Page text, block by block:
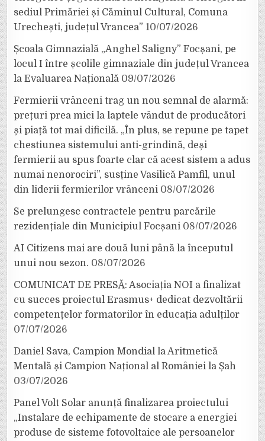
sediul Primăriei și Căminul Cultural, Comuna
Urechești, județul Vrancea” 10/07/2026
Școala Gimnazială „Anghel Saligny” Focșani, pe
locul I între școlile gimnaziale din județul Vrancea
la Evaluarea Națională 09/07/2026
Fermierii vrânceni trag un nou semnal de alarmă:
prețuri prea mici la laptele vândut de producători
și piață tot mai dificilă. „În plus, se repune pe tapet
chestiunea sistemului anti-grindină, deși
fermierii au spus foarte clar că acest sistem a adus
numai nenorociri”, susține Vasilică Pamfil, unul
din liderii fermierilor vrânceni 08/07/2026
Se prelungesc contractele pentru parcările
rezidențiale din Municipiul Focșani 08/07/2026
AI Citizens mai are două luni până la începutul
unui nou sezon. 08/07/2026
COMUNICAT DE PRESĂ: Asociația NOI a finalizat
cu succes proiectul Erasmus+ dedicat dezvoltării
competențelor formatorilor în educația adulților
07/07/2026
Daniel Sava, Campion Mondial la Aritmetică
Mentală și Campion Național al României la Șah
03/07/2026
Panel Volt Solar anunță finalizarea proiectului
„Instalare de echipamente de stocare a energiei
produse de sisteme fotovoltaice ale persoanelor